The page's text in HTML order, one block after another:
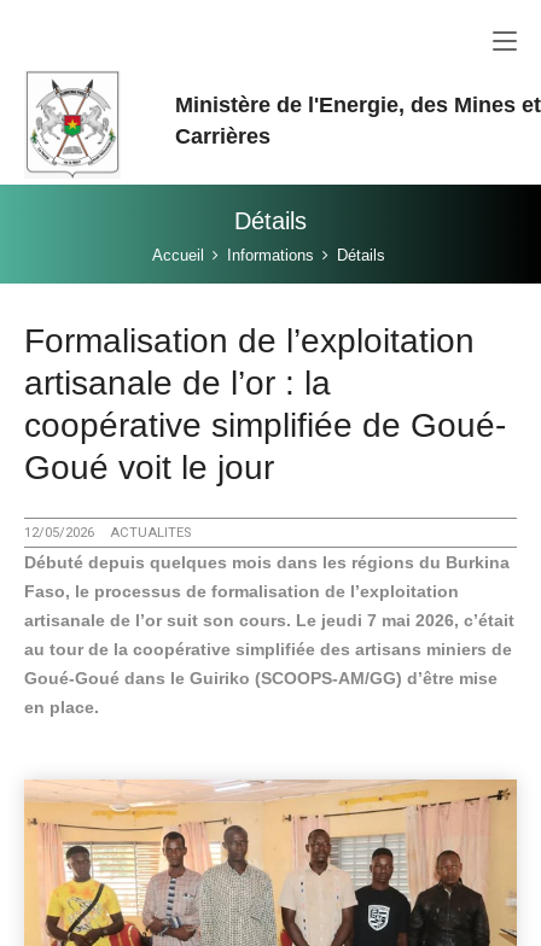
Ministère de l'Energie, des Mines
Carrières
Détails
Accueil Informations Détails
Formalisation de l’exploitation
artisanale de l’or : la
coopérative simplifiée de Goué-
Goué voit le jour
12/05/2026 ACTUALITES
Débuté depuis quelques mois dans les régions du Burkina
Faso, le processus de formalisation de l’exploitation
artisanale de l’or suit son cours. Le jeudi 7 mai 2026, c’était
au tour de la coopérative simplifiée des artisans miniers de
Goué-Goué dans le Guiriko (SCOOPS-AM/GG) d’être mise
en place.